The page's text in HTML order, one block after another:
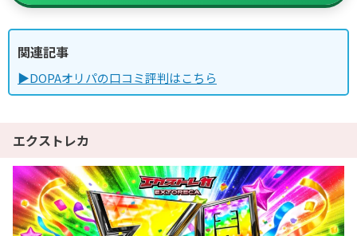
関連記事
▶DOPAオリパの口コミ評判はこちら
エクストレカ